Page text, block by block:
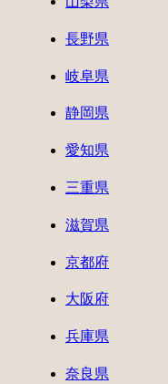
長野県
岐阜県
静岡県
愛知県
三重県
滋賀県
京都府
大阪府
兵庫県
奈良県